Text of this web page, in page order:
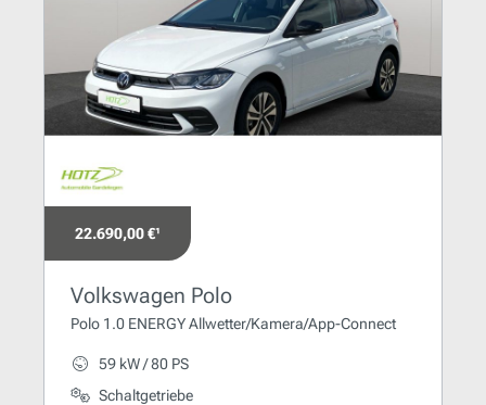
22.690,00 €¹
Volkswagen Polo
Polo 1.0 ENERGY Allwetter/Kamera/App-Connect
59 kW / 80 PS
Schaltgetriebe